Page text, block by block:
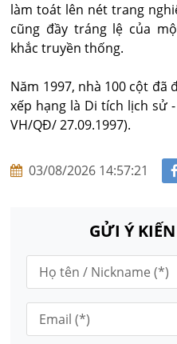
làm toát lên nét trang
cũng đầy tráng lệ của
khắc truyền thống.
Năm 1997, nhà 100 cột đã
xếp hạng là Di tích lịch sử
VH/QĐ/ 27.09.1997).
03/08/2026 14:57:21
GỬI Ý